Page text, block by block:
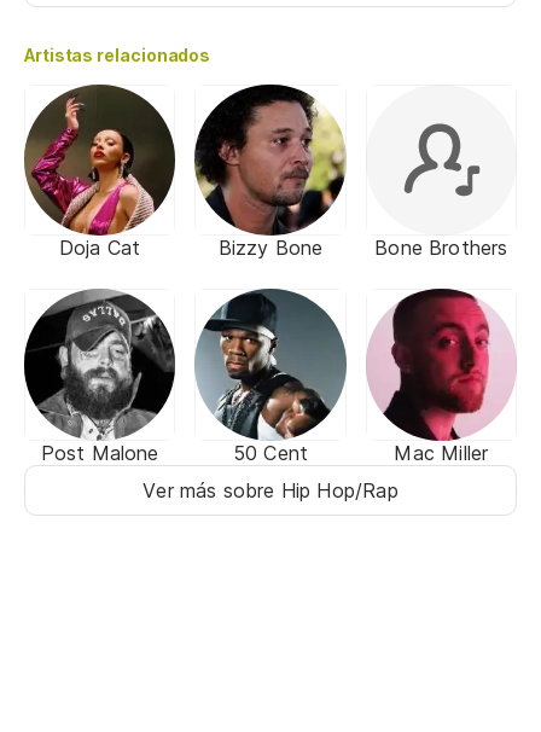
Artistas relacionados
Doja Cat Bizzy Bone Bone Brothers
Post Malone 50 Cent
Mac Miller
Ver más sobre Hip Hop/Rap